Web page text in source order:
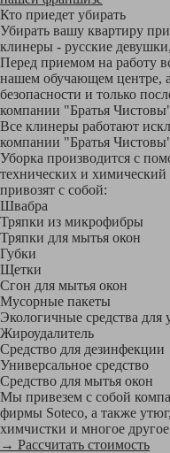
Кто приедет убирать
Убирать вашу квартиру
клинеры - русские
Перед приемом на работу
нашем обучающем центре,
безопасности и только
компании "Братья
Все клинеры работают
компании "Братья
Уборка производится с
технических и
привозят с собой:
Швабра
Тряпки из микрофибры
Тряпки для мытья окон
Губки
Щетки
Сгон для мытья окон
Мусорные пакеты
Экологичные средства
Жироудалитель
Средство для дезинфекции
Универсальное средство
Средство для мытья окон
Мы привезем с собой
фирмы Soteco, а также
химчистки и многое
→ Рассчитать стоимость